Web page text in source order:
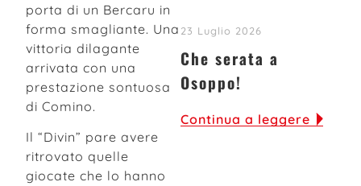
porta di un Bercaru in
forma smagliante. Una
vittoria dilagante
arrivata con una
prestazione sontuosa
di Comino.
Il “Divin” pare avere
ritrovato quelle
giocate che lo hanno
23 Luglio 2026
Che serata a
Osoppo!
Continua a leggere